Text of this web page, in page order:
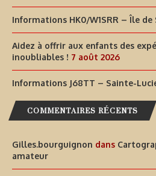
Informations HK0/W1SRR – Île de
Aidez à offrir aux enfants des
inoubliables ! 7 août 2026
Informations J68TT – Sainte-
COMMENTAIRES RÉCENTS
Gilles.bourguignon dans
amateur